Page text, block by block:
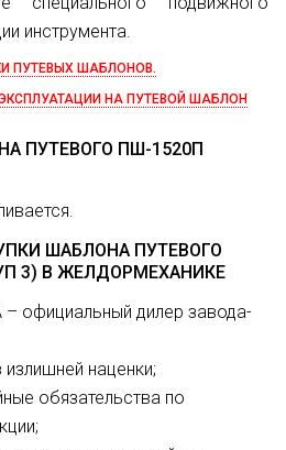
инструмента.
ПУТЕВЫХ ШАБЛОНОВ.
НА ПУТЕВОЙ ШАБЛОН
ПУТЕВОГО ПШ-1520П
ШАБЛОНА ПУТЕВОГО
3) В ЖЕЛДОРМЕХАНИКЕ
дилер завода-
наценки;
обязательства по